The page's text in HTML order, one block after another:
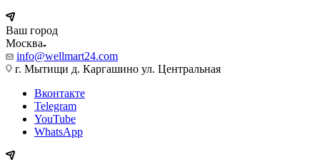
Ваш город
Москва
info@wellmart24.com
г. Мытищи д. Каргашино ул. Центральная
Вконтакте
Telegram
YouTube
WhatsApp